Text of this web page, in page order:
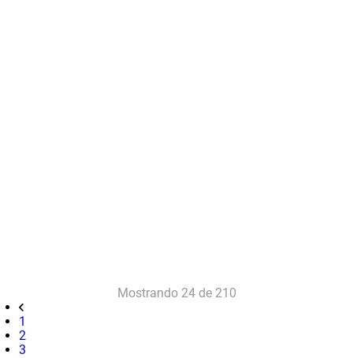
Mostrando 24 de 210
1
2
3